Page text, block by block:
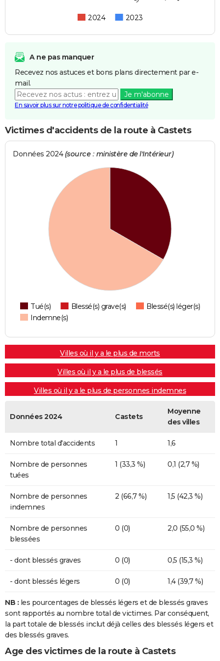
2024 2023
A ne pas manquer
Recevez nos astuces et bons plans directement par e-
mail.
Je m'abonne
En savoir plus sur notre politique de confidentialité
Victimes d'accidents de la route à Castets
Données 2024 (source : ministère de l'Intérieur)
Tué(s) Blessé(s) grave(s)
Blessé(s) léger(s)
Indemne(s)
Villes où il y a le plus de morts
Villes où il y a le plus de blessés
Villes où il y a le plus de personnes indemnes
Données 2024 Castets
Moyenne
des villes
Nombre total d'accidents 1 1,6
Nombre de personnes
tuées
1 (33,3 %) 0,1 (2,7 %)
Nombre de personnes
indemnes
2 (66,7 %) 1,5 (42,3 %)
Nombre de personnes
blessées
0 (0) 2,0 (55,0 %)
- dont blessés graves 0 (0) 0,5 (15,3 %)
- dont blessés légers 0 (0) 1,4 (39,7 %)
NB : les pourcentages de blessés légers et de blessés graves
sont rapportés au nombre total de victimes. Par conséquent,
la part totale de blessés inclut déjà celles des blessés légers et
des blessés graves.
Age des victimes de la route à Castets